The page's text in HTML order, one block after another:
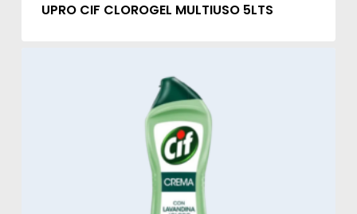
UPRO CIF CLOROGEL MULTIUSO 5LTS